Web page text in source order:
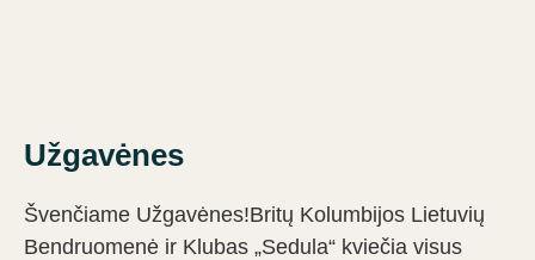
Užgavėnes
Švenčiame Užgavėnes!Britų Kolumbijos Lietuvių
Bendruomenė ir Klubas „Sedula“ kviečia visus